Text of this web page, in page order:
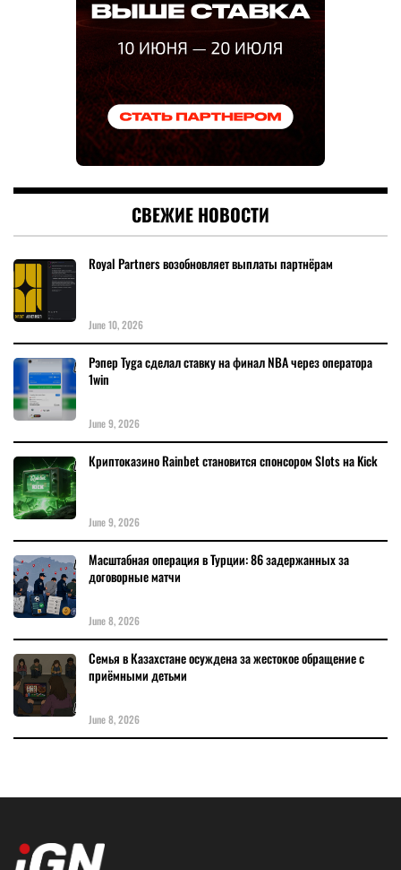
СВЕЖИЕ НОВОСТИ
Royal Partners возобновляет выплаты партнёрам
June 10, 2026
Рэпер Tyga сделал ставку на финал NBA через оператора
1win
June 9, 2026
Криптоказино Rainbet становится спонсором Slots на Kick
June 9, 2026
Масштабная операция в Турции: 86 задержанных за
договорные матчи
June 8, 2026
Семья в Казахстане осуждена за жестокое обращение с
приёмными детьми
June 8, 2026